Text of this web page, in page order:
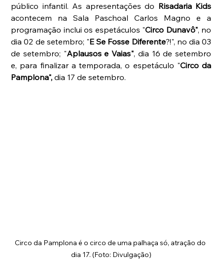
público infantil. As apresentações do Risadaria Kids
acontecem na Sala Paschoal Carlos Magno e a
programação inclui os espetáculos "Circo Dunavô", no
dia 02 de setembro; "E Se Fosse Diferente?!", no dia 03
de setembro; "Aplausos e Vaias", dia 16 de setembro
e, para finalizar a temporada, o espetáculo "Circo da
Pamplona", dia 17 de setembro.
Circo da Pamplona é o circo de uma palhaça só, atração do
dia 17. (Foto: Divulgação)